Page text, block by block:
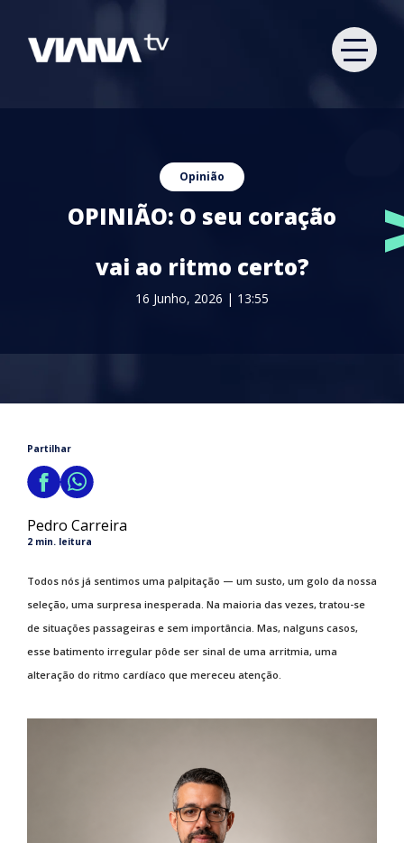
Opinião
OPINIÃO: O seu coração
vai ao ritmo certo?
16 Junho, 2026 | 13:55
Partilhar
Pedro Carreira
2 min. leitura
Todos nós já sentimos uma palpitação — um susto, um golo da nossa
seleção, uma surpresa inesperada. Na maioria das vezes, tratou-se
de situações passageiras e sem importância. Mas, nalguns casos,
esse batimento irregular pôde ser sinal de uma arritmia, uma
alteração do ritmo cardíaco que mereceu atenção.